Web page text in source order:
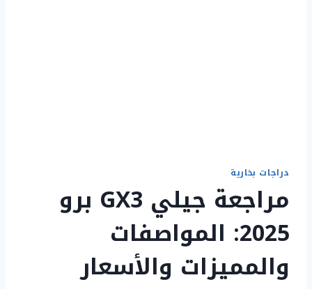
دراجات بخارية
مراجعة جيلي GX3 برو
2025: المواصفات
والمميزات والأسعار